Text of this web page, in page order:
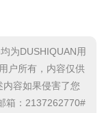
和剖宫产173天
为DUSHIQUAN用
户所有，内容仅供
容如果侵害了您
箱：2137262770#